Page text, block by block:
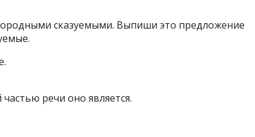
сказуемыми. Выпиши это предложение
речи оно является.